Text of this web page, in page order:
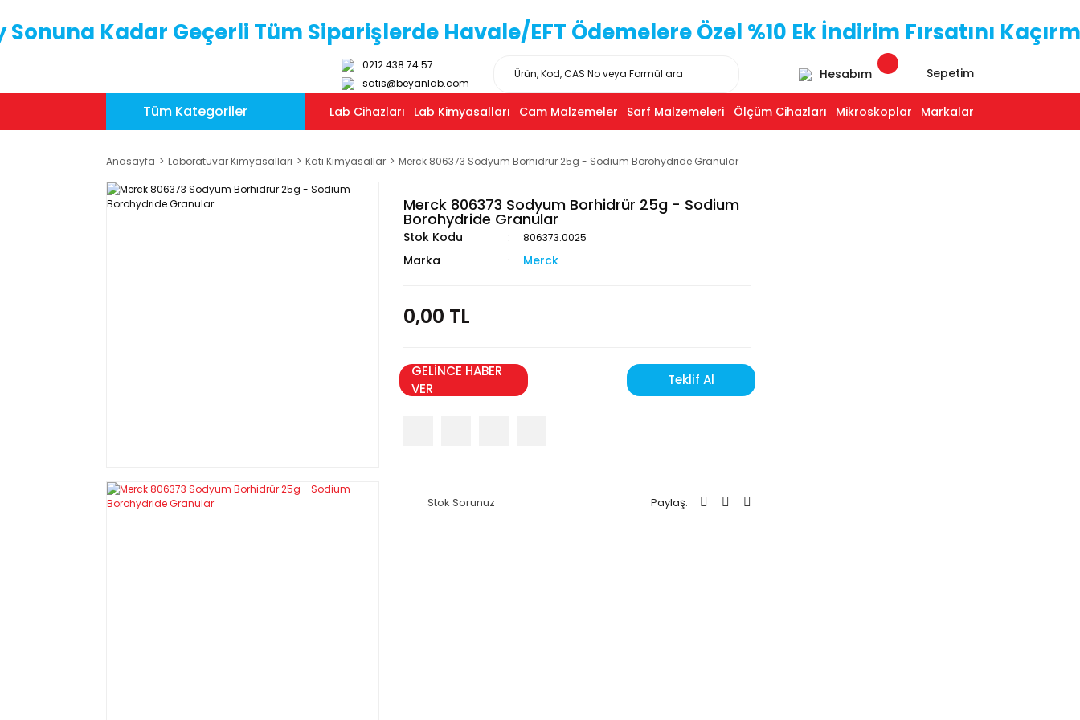
Sonuna Kadar Geçerli Tüm Siparişlerde Havale/EFT Ödemelere Özel %10 Ek İndirim Fırsatını
0212 438 74 57
satis@beyanlab.com
Hesabım Sepetim
Tüm Kategoriler Lab Cihazları Lab Kimyasalları Cam Malzemeler Sarf Malzemeleri Ölçüm Cihazları Mikroskoplar Markalar
Anasayfa Laboratuvar Kimyasalları Katı Kimyasallar Merck 806373 Sodyum Borhidrür 25g - Sodium Borohydride Granular
Merck 806373 Sodyum Borhidrür 25g - Sodium
Borohydride Granular
Stok Kodu 806373.0025
Marka Merck
0,00 TL
GELİNCE HABER
VER
Teklif Al
Stok Sorunuz Paylaş: